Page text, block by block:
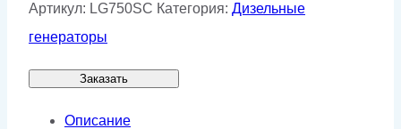
Артикул: LG750SC Категория: Дизельные
генераторы
Заказать
Описание